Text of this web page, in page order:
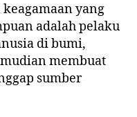
yang
adalah pelaku
di bumi,
membuat
sumber